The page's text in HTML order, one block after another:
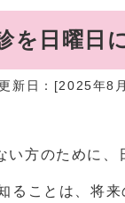
を日曜日
更新日：[2025年8
方のために、
ることは、将来